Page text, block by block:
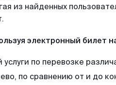
из найденных
электронный билет
по перевозке
по сравнению от и до